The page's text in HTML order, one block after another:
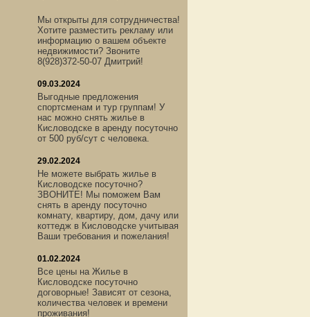
Мы открыты для сотрудничества!
Хотите разместить рекламу или
информацию о вашем объекте
недвижимости? Звоните
8(928)372-50-07 Дмитрий!
09.03.2024
Выгодные предложения
спортсменам и тур группам! У
нас можно снять жилье в
Кисловодске в аренду посуточно
от 500 руб/сут с человека.
29.02.2024
Не можете выбрать жилье в
Кисловодске посуточно?
ЗВОНИТЕ! Мы поможем Вам
снять в аренду посуточно
комнату, квартиру, дом, дачу или
коттедж в Кисловодске учитывая
Ваши требования и пожелания!
01.02.2024
Все цены на Жилье в
Кисловодске посуточно
договорные! Зависят от сезона,
количества человек и времени
проживания!